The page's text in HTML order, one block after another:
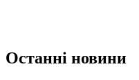
Останні новини